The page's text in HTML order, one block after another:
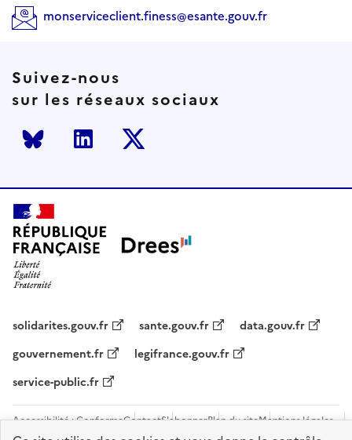
monserviceclient.finess@esante.gouv.fr
Suivez-nous
sur les réseaux sociaux
Bluesky LinkedInTwitter
solidarites.gouv.fr sante.gouv.fr
data.gouv.fr
gouvernement.fr
legifrance.gouv.fr
service-public.fr
Accessibilité : ConformeContactS'abonnerPlan du siteMentions légales